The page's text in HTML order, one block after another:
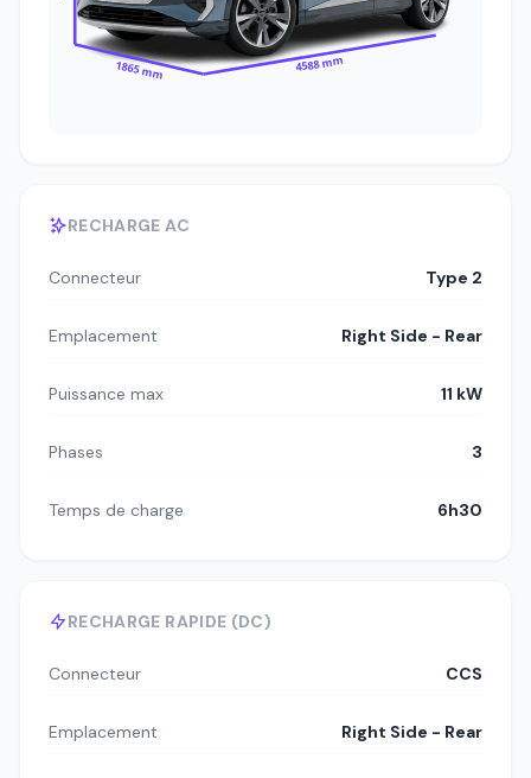
1865 mm 4588 mm
RECHARGE AC
Connecteur Type 2
Emplacement Right Side - Rear
Puissance max 11 kW
Phases 3
Temps de charge 6h30
RECHARGE RAPIDE (DC)
Connecteur CCS
Emplacement Right Side - Rear